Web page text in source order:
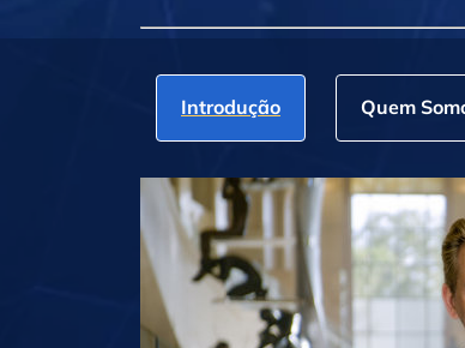
Introdução Quem